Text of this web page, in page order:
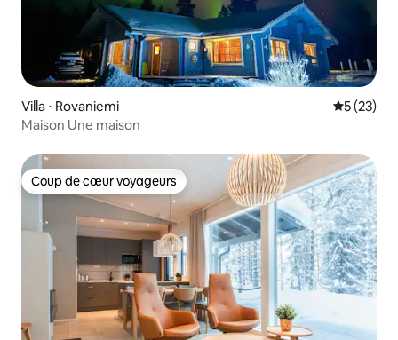
Villa ⋅ Rovaniemi
5 (23)
Maison Une maison
Coup de cœur voyageurs
Coup de cœur voyageurs